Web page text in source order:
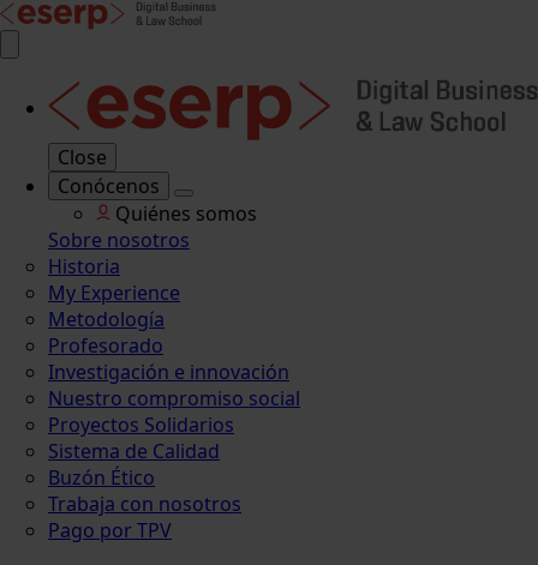
Close
Conócenos
Quiénes somos
Sobre nosotros
Historia
My Experience
Metodología
Profesorado
Investigación e innovación
Nuestro compromiso social
Proyectos Solidarios
Sistema de Calidad
Buzón Ético
Trabaja con nosotros
Pago por TPV